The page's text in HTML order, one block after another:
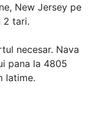
New Jersey pe
2 tari.
necesar. Nava
pana la 4805
latime.